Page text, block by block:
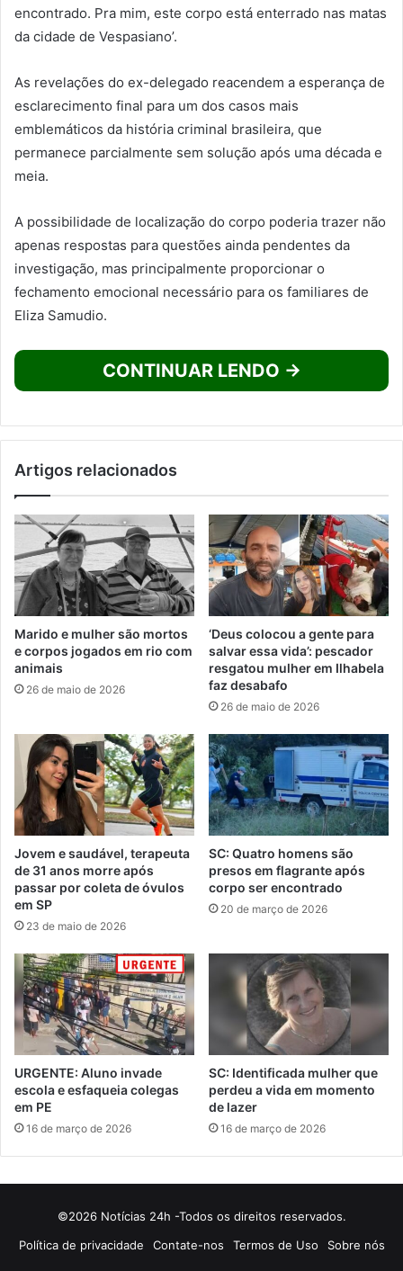
encontrado. Pra mim, este corpo está enterrado nas matas
da cidade de Vespasiano’.
As revelações do ex-delegado reacendem a esperança de
esclarecimento final para um dos casos mais
emblemáticos da história criminal brasileira, que
permanece parcialmente sem solução após uma década e
meia.
A possibilidade de localização do corpo poderia trazer não
apenas respostas para questões ainda pendentes da
investigação, mas principalmente proporcionar o
fechamento emocional necessário para os familiares de
Eliza Samudio.
CONTINUAR LENDO →
Artigos relacionados
Marido e mulher são mortos
e corpos jogados em rio com
animais
26 de maio de 2026
‘Deus colocou a gente para
salvar essa vida’: pescador
resgatou mulher em Ilhabela
faz desabafo
26 de maio de 2026
Jovem e saudável, terapeuta
de 31 anos morre após
passar por coleta de óvulos
em SP
23 de maio de 2026
SC: Quatro homens são
presos em flagrante após
corpo ser encontrado
20 de março de 2026
URGENTE: Aluno invade
escola e esfaqueia colegas
em PE
16 de março de 2026
SC: Identificada mulher que
perdeu a vida em momento
de lazer
16 de março de 2026
©2026 Notícias 24h -Todos os direitos reservados.
Política de privacidade
Contate-nos Termos de Uso Sobre nós